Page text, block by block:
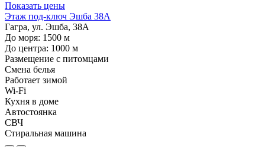
Показать цены
Этаж под-ключ Эшба 38А
Гагра, ул. Эшба, 38А
До моря: 1500 м
До центра: 1000 м
Размещение с питомцами
Смена белья
Работает зимой
Wi-Fi
Кухня в доме
Автостоянка
СВЧ
Стиральная машина